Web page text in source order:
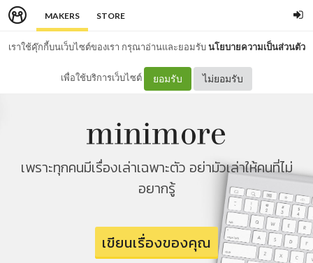
MAKERS STORE
เราใช้คุ๊กกี้บนเว็บไซต์ของเรา กรุณาอ่านและยอมรับนโยบายความเป็นส่วนตัว
เพื่อใช้บริการเว็บไซต์ ยอมรับ ไม่ยอมรับ
เพราะทุกคนมีเรื่องเล่าเฉพาะตัว อย่ามัวเล่าให้คนที่ไม่
อยากรู้
เขียนเรื่องของคุณ